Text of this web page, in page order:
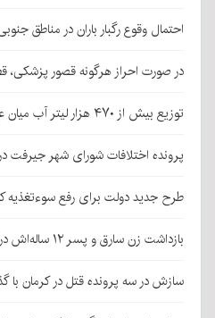
احتمال وقوع رگبار باران در مناطق
در صورت احراز هرگونه قصور پزشکی،
توزیع بیش از ۴۷۰ هزار لیتر آب میان عزاداران جامانده اربعین در کرمان
پرونده اختلافات شورای شهر جیرفت
طرح جدید دولت برای رفع سوءتغذیه
بازداشت زن سارق و پسر ۱۲ ساله‌اش در کرمان
سازش در سه پرونده قتل در کرمان با